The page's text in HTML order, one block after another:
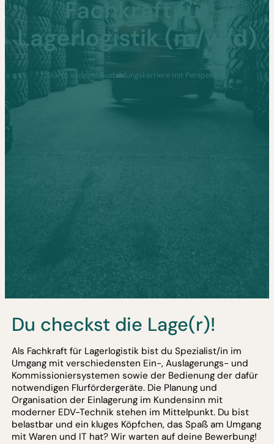
Fachkraft für
Lagerlogistik (m/w/d)
Starte in deine Ausbildungskarriere mit Perspektive.
Du checkst die Lage(r)!
Als Fachkraft für Lagerlogistik bist du Spezialist/in im
Umgang mit verschiedensten Ein-, Auslagerungs- und
Kommissioniersystemen sowie der Bedienung der dafür
notwendigen Flurfördergeräte. Die Planung und
Organisation der Einlagerung im Kundensinn mit
moderner EDV-Technik stehen im Mittelpunkt. Du bist
belastbar und ein kluges Köpfchen, das Spaß am Umgang
mit Waren und IT hat? Wir warten auf deine Bewerbung!